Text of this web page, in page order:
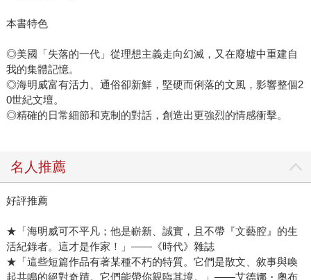
本書特色
◎美國「失落的一代」從理想主義走向幻滅，又在廢墟中重建自
我的集體記憶。
◎海明威富有活力、通俗卻新鮮，堅硬而俐落的文風，影響整個2
0世紀文壇。
◎精確的日常細節和克制的對話，創造出更強烈的情感衝擊。
名人推薦
好評推薦
★「海明威可不平凡；他是嶄新、誠實，且不帶『文藝腔』的生
活紀錄者。這才是作家！」——《時代》雜誌
★「這些短篇作品有著某種不朽的特質。它們是散文、敘事與喚
起共鳴的絕對奇蹟。它們能帶你親臨其境。」――艾德娜・奧布